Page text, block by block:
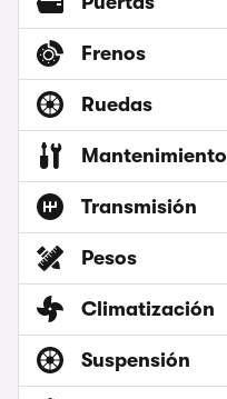
Frenos
Ruedas
Mantenimiento
Transmisión
Pesos
Climatización
Suspensión